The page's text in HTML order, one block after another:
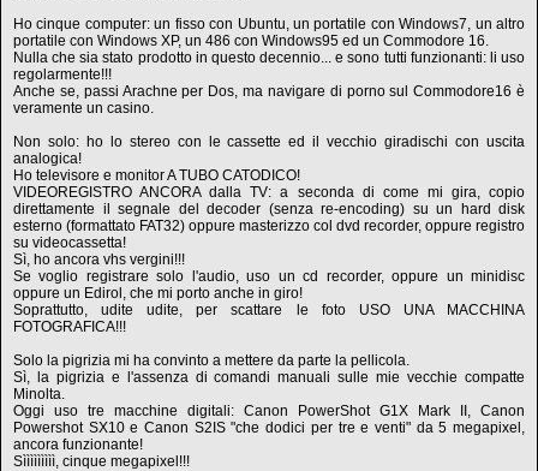
Ho cinque computer: un fisso con Ubuntu, un portatile con Windows7, un altro
portatile con Windows XP, un 486 con Windows95 ed un Commodore 16.
Nulla che sia stato prodotto in questo decennio... e sono tutti funzionanti: li uso
regolarmente!!!
Anche se, passi Arachne per Dos, ma navigare di porno sul Commodore16 è
veramente un casino.
Non solo: ho lo stereo con le cassette ed il vecchio giradischi con uscita
analogica!
Ho televisore e monitor A TUBO CATODICO!
VIDEOREGISTRO ANCORA dalla TV: a seconda di come mi gira, copio
direttamente il segnale del decoder (senza re-encoding) su un hard disk
esterno (formattato FAT32) oppure masterizzo col dvd recorder, oppure registro
su videocassetta!
Sì, ho ancora vhs vergini!!!
Se voglio registrare solo l'audio, uso un cd recorder, oppure un minidisc
oppure un Edirol, che mi porto anche in giro!
Soprattutto, udite udite, per scattare le foto USO UNA MACCHINA
FOTOGRAFICA!!!
Solo la pigrizia mi ha convinto a mettere da parte la pellicola.
Sì, la pigrizia e l'assenza di comandi manuali sulle mie vecchie compatte
Minolta.
Oggi uso tre macchine digitali: Canon PowerShot G1X Mark II, Canon
Powershot SX10 e Canon S2IS "che dodici per tre e venti" da 5 megapixel,
ancora funzionante!
Sììììììììì, cinque megapixel!!!